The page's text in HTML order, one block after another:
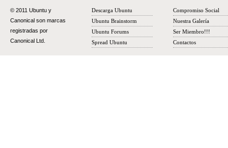
© 2011 Ubuntu y
Canonical son marcas
registradas por
Canonical Ltd.
Descarga Ubuntu
Ubuntu Brainstorm
Ubuntu Forums
Spread Ubuntu
Compromiso Social
Nuestra Galería
Ser Miembro!!!
Contactos